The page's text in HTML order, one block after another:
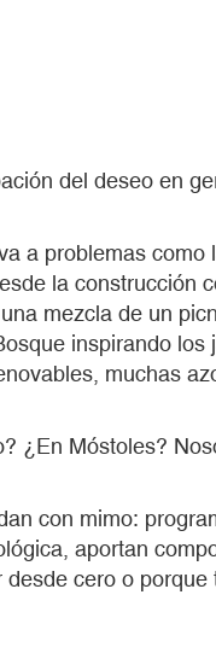
del deseo en
a problemas como
la construcción
mezcla de un
inspirando
muchas
¿En Móstoles?
con mimo:
aportan
cero o